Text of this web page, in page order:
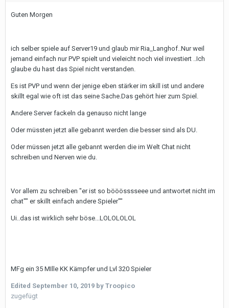
Guten Morgen
ich selber spiele auf Server19 und glaub mir Ria_Langhof..Nur weil
jemand einfach nur PVP spielt und vieleicht noch viel investiert ..Ich
glaube du hast das Spiel nicht verstanden.
Es ist PVP und wenn der jenige eben stärker im skill ist und andere
skillt egal wie oft ist das seine Sache.Das gehört hier zum Spiel.
Andere Server fackeln da genauso nicht lange
Oder müssten jetzt alle gebannt werden die besser sind als DU.
Oder müssen jetzt alle gebannt werden die im Welt Chat nicht
schreiben und Nerven wie du.
Vor allem zu schreiben "er ist so bööösssseee und antwortet nicht im
chat"" er skillt einfach andere Spieler""
Ui..das ist wirklich sehr böse...LOLOLOLOL
MFg ein 35 MIlle KK Kämpfer und Lvl 320 Spieler
Edited September 10, 2019 by Troopico
zugefügt